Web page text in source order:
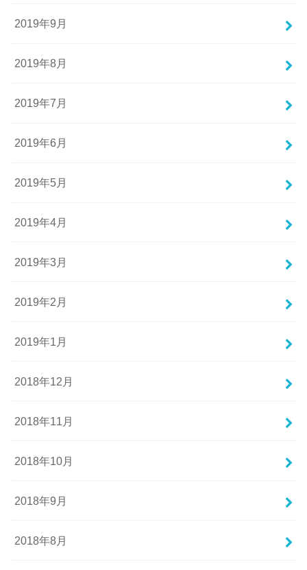
2019年9月
2019年8月
2019年7月
2019年6月
2019年5月
2019年4月
2019年3月
2019年2月
2019年1月
2018年12月
2018年11月
2018年10月
2018年9月
2018年8月